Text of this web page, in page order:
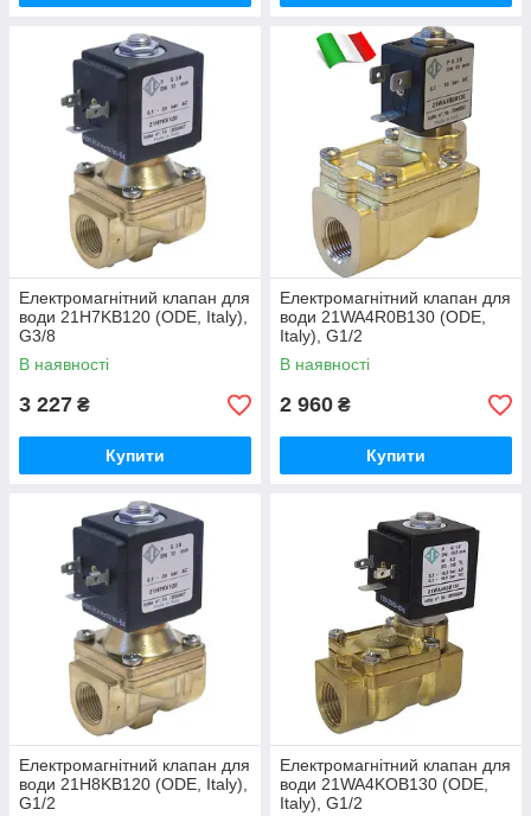
Електромагнітний клапан для
води 21H7KB120 (ODE, Italy),
G3/8
В наявності
3 227 ₴
Купити
Електромагнітний клапан для
води 21WA4R0B130 (ODE,
Italy), G1/2
В наявності
2 960 ₴
Купити
Електромагнітний клапан для
води 21H8KB120 (ODE, Italy),
G1/2
Електромагнітний клапан для
води 21WA4KOB130 (ODE,
Italy), G1/2